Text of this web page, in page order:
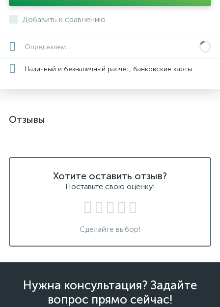
Добавить к сравнению
Определяем...
Наличный и безналичный расчет, банковские карты
Отзывы
Хотите оставить отзыв?
Поставьте свою оценку!
Сделайте выбор!
Нужна консультация? Задайте
вопрос прямо сейчас!